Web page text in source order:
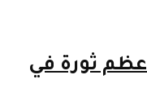
ثورة في